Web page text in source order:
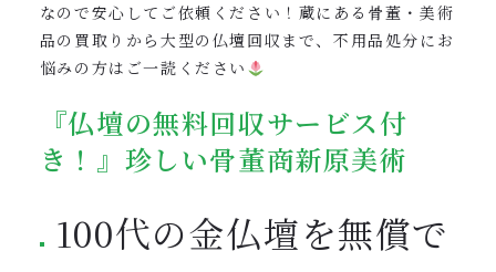
なので安心してご依頼ください！蔵にある骨董・美術
品の買取りから大型の仏壇回収まで、不用品処分にお
悩みの方はご一読ください
『仏壇の無料回収サービス付
き！』珍しい骨董商新原美術
100代の金仏壇を無償で